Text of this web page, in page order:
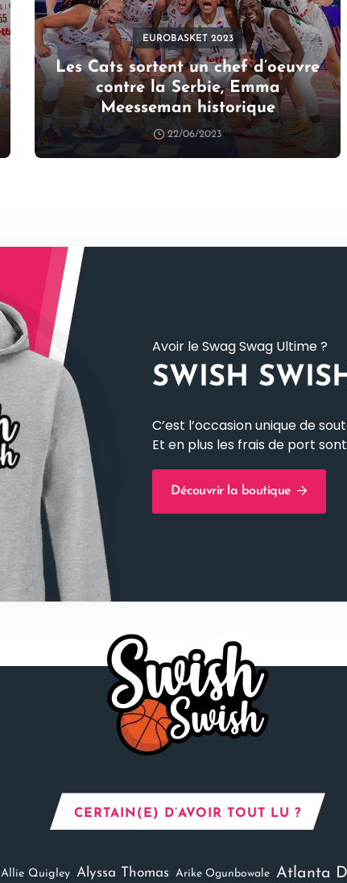
EUROBASKET 2023
Les Cats sortent un chef d’oeuvre
contre la Serbie, Emma
Meesseman historique
22/06/2023
Avoir le Swag Swag Ultime ?
SWISH
C’est l’occasion unique de
Et en plus les frais de port
Découvrir la boutique
CERTAIN(E) D’AVOIR TOUT LU ?
Allie Quigley Alyssa Thomas Arike Ogunbowale Atlanta